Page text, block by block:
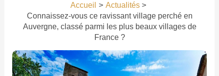
Accueil
Actualités
Connaissez-vous ce ravissant village perché en
Auvergne, classé parmi les plus beaux villages de
France ?